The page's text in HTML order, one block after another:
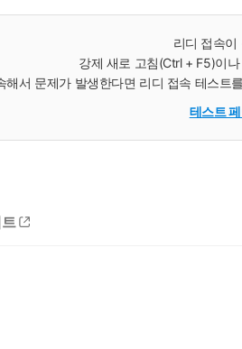
리디 접속이
강제 새로 고침(Ctrl + F5)이
해서 문제가 발생한다면 리디 접속 테스트
테스트